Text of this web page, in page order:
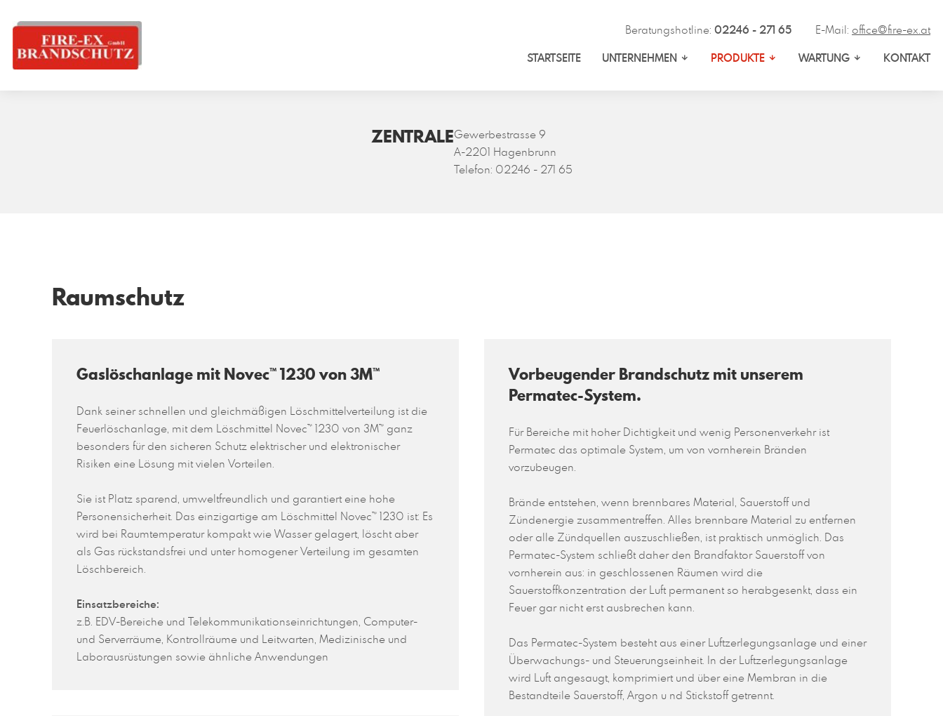
Beratungshotline:02246 - 271 65 E-Mail: office@fire-ex.at
STARTSEITE
UNTERNEHMEN PRODUKTE WARTUNG KONTAKT
ZENTRALEGewerbestrasse 9
A-2201 Hagenbrunn
Telefon: 02246 - 271 65
Raumschutz
Gaslöschanlage mit Novec™ 1230 von 3M™
Dank seiner schnellen und gleichmäßigen Löschmittelverteilung ist die
Feuerlöschanlage, mit dem Löschmittel Novec™ 1230 von 3M™ ganz
besonders für den sicheren Schutz elektrischer und elektronischer
Risiken eine Lösung mit vielen Vorteilen.
Sie ist Platz sparend, umweltfreundlich und garantiert eine hohe
Personensicherheit. Das einzigartige am Löschmittel Novec™ 1230 ist: Es
wird bei Raumtemperatur kompakt wie Wasser gelagert, löscht aber
als Gas rückstandsfrei und unter homogener Verteilung im gesamten
Löschbereich.
Einsatzbereiche:
z.B. EDV-Bereiche und Telekommunikationseinrichtungen, Computer-
und Serverräume, Kontrollräume und Leitwarten, Medizinische und
Laborausrüstungen sowie ähnliche Anwendungen
Vorbeugender Brandschutz mit unserem
Permatec-System.
Für Bereiche mit hoher Dichtigkeit und wenig Personenverkehr ist
Permatec das optimale System, um von vornherein Bränden
vorzubeugen.
Brände entstehen, wenn brennbares Material, Sauerstoff und
Zündenergie zusammentreffen. Alles brennbare Material zu entfernen
oder alle Zündquellen auszuschließen, ist praktisch unmöglich. Das
Permatec-System schließt daher den Brandfaktor Sauerstoff von
vornherein aus: in geschlossenen Räumen wird die
Sauerstoffkonzentration der Luft permanent so herabgesenkt, dass ein
Feuer gar nicht erst ausbrechen kann.
Das Permatec-System besteht aus einer Luftzerlegungsanlage und einer
Überwachungs- und Steuerungseinheit. In der Luftzerlegungsanlage
wird Luft angesaugt, komprimiert und über eine Membran in die
Bestandteile Sauerstoff, Argon u nd Stickstoff getrennt.